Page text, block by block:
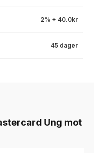
2% + 40.0kr
45 dager
Ung mot